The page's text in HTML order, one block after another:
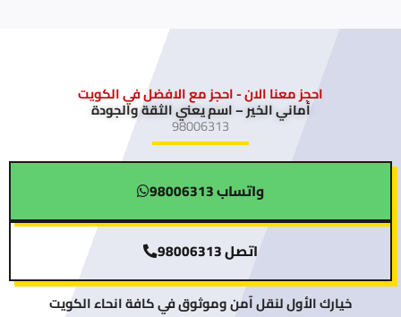
احجز معنا الان - احجز مع الافضل في الكويت
أماني الخير – اسم يعني الثقة والجودة
98006313
واتساب 98006313
اتصل 98006313
خيارك الأول لنقل آمن وموثوق في كافة انحاء الكويت